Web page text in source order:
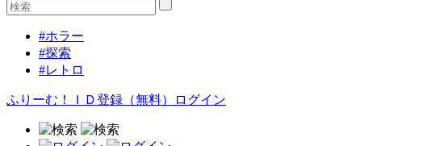
#ホラー
#探索
#レトロ
ふりーむ！ＩＤ登録（無料） ログイン